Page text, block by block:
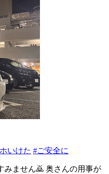
いけた #ご安全に
みません🙇 奥さんの用事が